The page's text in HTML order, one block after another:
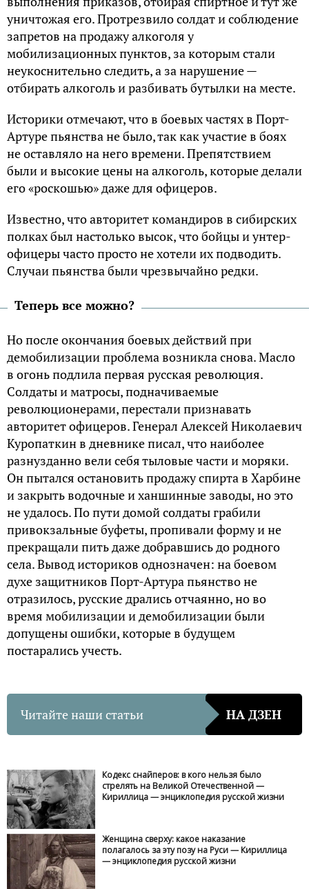
уничтожая его. Протрезвило солдат и соблюдение
запретов на продажу алкоголя у
мобилизационных пунктов, за которым стали
неукоснительно следить, а за нарушение —
отбирать алкоголь и разбивать бутылки на месте.
Историки отмечают, что в боевых частях в Порт-
Артуре пьянства не было, так как участие в боях
не оставляло на него времени. Препятствием
были и высокие цены на алкоголь, которые делали
его «роскошью» даже для офицеров.
Известно, что авторитет командиров в сибирских
полках был настолько высок, что бойцы и унтер-
офицеры часто просто не хотели их подводить.
Случаи пьянства были чрезвычайно редки.
Теперь все можно?
Но после окончания боевых действий при
демобилизации проблема возникла снова. Масло
в огонь подлила первая русская революция.
Солдаты и матросы, подначиваемые
революционерами, перестали признавать
авторитет офицеров. Генерал Алексей Николаевич
Куропаткин в дневнике писал, что наиболее
разнузданно вели себя тыловые части и моряки.
Он пытался остановить продажу спирта в Харбине
и закрыть водочные и ханшинные заводы, но это
не удалось. По пути домой солдаты грабили
привокзальные буфеты, пропивали форму и не
прекращали пить даже добравшись до родного
села. Вывод историков однозначен: на боевом
духе защитников Порт-Артура пьянство не
отразилось, русские дрались отчаянно, но во
время мобилизации и демобилизации были
допущены ошибки, которые в будущем
постарались учесть.
Читайте наши статьи НА ДЗЕН
Кодекс снайперов: в кого нельзя было
стрелять на Великой Отечественной —
Кириллица — энциклопедия русской жизни
Женщина сверху: какое наказание
полагалось за эту позу на Руси — Кириллица
— энциклопедия русской жизни